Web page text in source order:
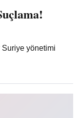
Suriye yönetimi